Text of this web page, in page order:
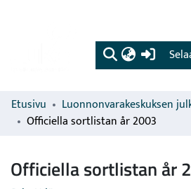
Etusivu
Officiella sortlistan år 2003
Officiella sortlistan år